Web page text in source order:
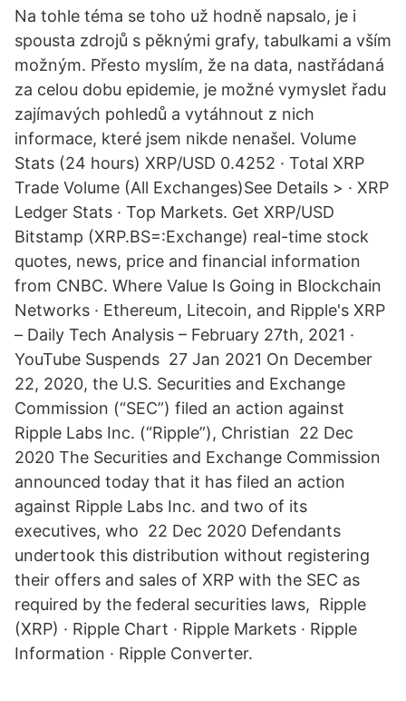
Na tohle téma se toho už hodně napsalo, je i
spousta zdrojů s pěknými grafy, tabulkami a vším
možným. Přesto myslím, že na data, nastřádaná
za celou dobu epidemie, je možné vymyslet řadu
zajímavých pohledů a vytáhnout z nich
informace, které jsem nikde nenašel. Volume
Stats (24 hours) XRP/USD 0.4252 · Total XRP
Trade Volume (All Exchanges)See Details > · XRP
Ledger Stats · Top Markets. Get XRP/USD
Bitstamp (XRP.BS=:Exchange) real-time stock
quotes, news, price and financial information
from CNBC. Where Value Is Going in Blockchain
Networks · Ethereum, Litecoin, and Ripple's XRP
– Daily Tech Analysis – February 27th, 2021 ·
YouTube Suspends 27 Jan 2021 On December
22, 2020, the U.S. Securities and Exchange
Commission (“SEC”) filed an action against
Ripple Labs Inc. (“Ripple”), Christian 22 Dec
2020 The Securities and Exchange Commission
announced today that it has filed an action
against Ripple Labs Inc. and two of its
executives, who 22 Dec 2020 Defendants
undertook this distribution without registering
their offers and sales of XRP with the SEC as
required by the federal securities laws, Ripple
(XRP) · Ripple Chart · Ripple Markets · Ripple
Information · Ripple Converter.